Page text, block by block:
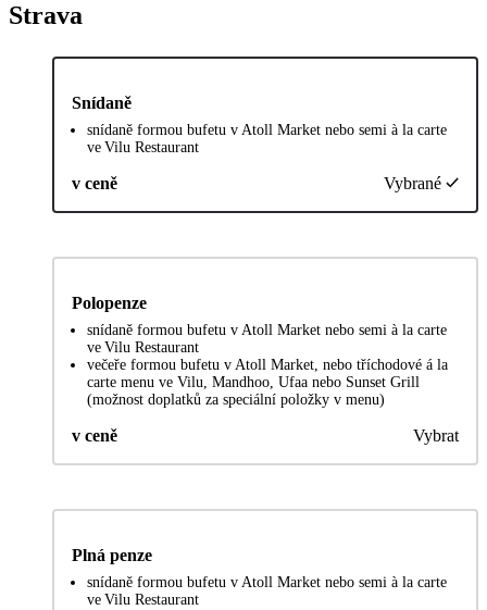
Strava
Snídaně
snídaně formou bufetu v Atoll Market nebo semi à la carte
ve Vilu Restaurant
v ceně Vybrané
Polopenze
snídaně formou bufetu v Atoll Market nebo semi à la carte
ve Vilu Restaurant
večeře formou bufetu v Atoll Market, nebo tříchodové á la
carte menu ve Vilu, Mandhoo, Ufaa nebo Sunset Grill
(možnost doplatků za speciální položky v menu)
v ceně Vybrat
Plná penze
snídaně formou bufetu v Atoll Market nebo semi à la carte
ve Vilu Restaurant